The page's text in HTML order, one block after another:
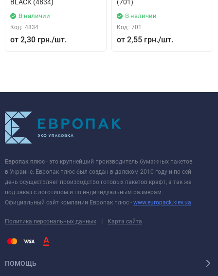
BLACK (4834)
В наличии
Код: 4834
2,30 грн.
(701)
В наличии
Код: 701
2,55 грн.
Европак плюс - это крупнейший производитель бумажных пакетов
в Украине. Европак плюс был создан в далеком 2010 году и по сей
день осуществляет производство готовых пакетов крафт, а так же
под заказ с логотипом и по индивидуальным размерам.
Официальный сайт компании Европак плюс - www.europack.kiev.ua.
Политика персональных данных | Карта сайта
ПОМОЩЬ